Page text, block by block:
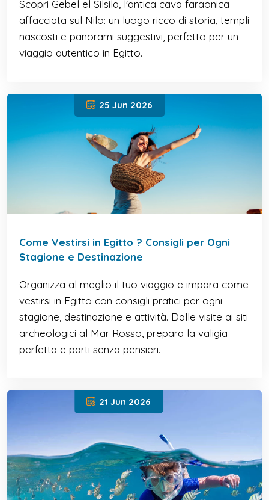
Scopri Gebel el Silsila, l'antica cava faraonica
affacciata sul Nilo: un luogo ricco di storia, templi
nascosti e panorami suggestivi, perfetto per un
viaggio autentico in Egitto.
25 Jun 2026
Come Vestirsi in Egitto ? Consigli per Ogni
Stagione e Destinazione
Organizza al meglio il tuo viaggio e impara come
vestirsi in Egitto con consigli pratici per ogni
stagione, destinazione e attività. Dalle visite ai siti
archeologici al Mar Rosso, prepara la valigia
perfetta e parti senza pensieri.
21 Jun 2026